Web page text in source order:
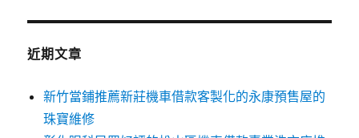
鍵
近期文章
新竹當鋪推薦新莊機車借款客製化的永康預售屋的
珠寶維修